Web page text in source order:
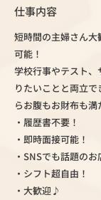
仕事内容
短時間の主婦さん
可能！
学校行事やテスト
りたいことと両立
らお腹もお財布も
・履歴書不要！
・即時面接可能！
・SNSでも話題のお
・シフト超自由！
・大歓迎♪